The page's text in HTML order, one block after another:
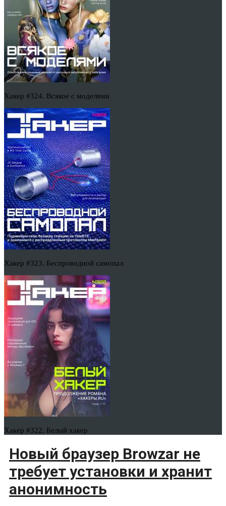
Хакер #324. Всякое с моделями
Хакер #323. Беспроводной самопал
Хакер #322. Белый хакер
Новый браузер Browzar не
требует установки и хранит
анонимность